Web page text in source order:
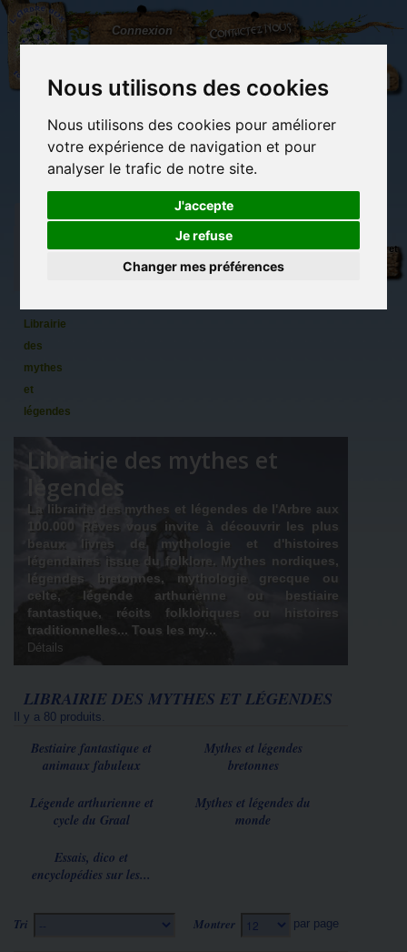
Nous utilisons des cookies
Nous utilisons des cookies pour améliorer
votre expérience de navigation et pour
analyser le trafic de notre site.
J'accepte
Je refuse
Changer mes préférences
L'Arbre
aux
100.000
Connexion Contactez-nous
(vide)
Librairie des
Carterie
originale
Activités
détente et jeux
Objets déco et
Librairie
des
mythes
et
légendes
Librairie des mythes et
légendes
La librairie des mythes et légendes de l'Arbre aux
100.000 Rêves vous invite à découvrir les plus
beaux livres de mythologie et d'histoires
légendaires issue du folklore.
Mythes nordiques,
légendes bretonnes, mythologie grecque ou
celte, légende arthurienne ou bestiaire
fantastique, récits folkloriques ou histoires
traditionnelles... Tous les my...
Détails
LIBRAIRIE DES MYTHES ET LÉGENDES
Il y a 80 produits.
Bestiaire fantastique et
animaux fabuleux
Mythes et légendes
bretonnes
Légende arthurienne et
cycle du Graal
Mythes et légendes du
monde
Essais, dico et
encyclopédies sur les...
Tri -- Montrer 12 par page